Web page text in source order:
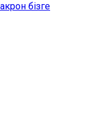
бізге